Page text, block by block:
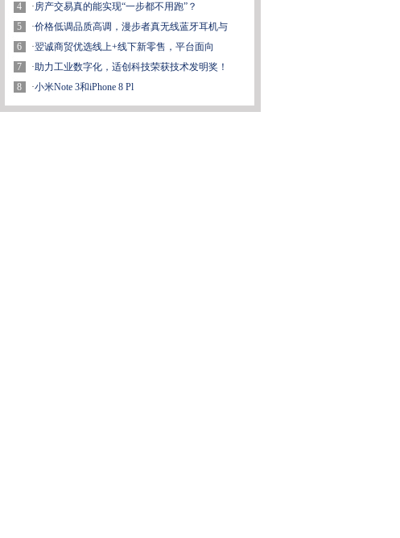
4
5
6
7
8
·房产交易真的能实现“一步都不用跑”？
·价格低调品质高调，漫步者真无线蓝牙耳机与
·​翌诚商贸优选线上+线下新零售，平台面向
·助力工业数字化，适创科技荣获技术发明奖！
·小米Note 3和iPhone 8 Pl